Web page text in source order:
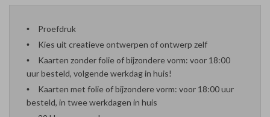
Proefdruk
Kies uit creatieve ontwerpen of ontwerp zelf
Kaarten zonder folie of bijzondere vorm: voor 18:00
uur besteld, volgende werkdag in huis!
Kaarten met folie of bijzondere vorm: voor 18:00 uur
besteld, in twee werkdagen in huis